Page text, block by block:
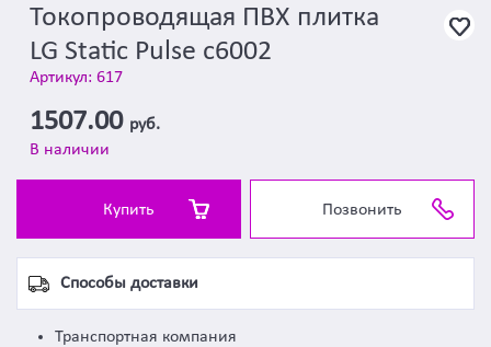
Токопроводящая ПВХ плитка
LG Static Pulse c6002
Артикул: 617
1507.00 руб.
В наличии
Купить Позвонить
Способы доставки
Транспортная компания